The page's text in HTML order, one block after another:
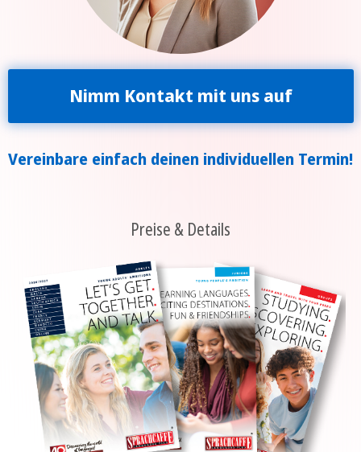
Nimm Kontakt mit uns auf
Vereinbare einfach deinen individuellen Termin!
Preise & Details